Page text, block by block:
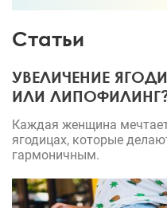
организма. Всем
Статьи
УВЕЛИЧЕНИЕ
ИЛИ
Каждая женщина
ягодицах, которые
гармоничным.